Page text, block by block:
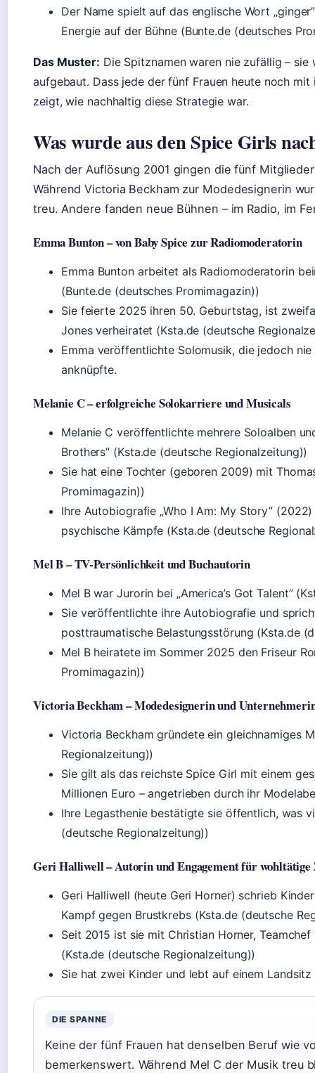
Der Name spielt auf das englische Wort
Energie auf der Bühne (Bunte.de (deutsches
Das Muster: Die Spitznamen waren nie zufällig –
aufgebaut. Dass jede der fünf Frauen heute noch
zeigt, wie nachhaltig diese Strategie war.
Was wurde aus den Spice Girls
Nach der Auflösung 2001 gingen die fünf
Während Victoria Beckham zur Modedesignerin
treu. Andere fanden neue Bühnen – im Radio, im
Emma Bunton – von Baby Spice zur Radiomoderatorin
Emma Bunton arbeitet als Radiomoderatorin
(Bunte.de (deutsches Promimagazin))
Sie feierte 2025 ihren 50. Geburtstag, ist
Jones verheiratet (Ksta.de (deutsche
Emma veröffentlichte Solomusik, die jedoch
anknüpfte.
Melanie C – erfolgreiche Solokarriere und Musicals
Melanie C veröffentlichte mehrere Soloalben
Brothers” (Ksta.de (deutsche Regionalzeitung))
Sie hat eine Tochter (geboren 2009) mit
Promimagazin))
Ihre Autobiografie „Who I Am: My Story”
psychische Kämpfe (Ksta.de (deutsche
Mel B – TV-Persönlichkeit und Buchautorin
Mel B war Jurorin bei „America’s Got Talent”
Sie veröffentlichte ihre Autobiografie und
posttraumatische Belastungsstörung (Ksta.de
Mel B heiratete im Sommer 2025 den Friseur
Promimagazin))
Victoria Beckham – Modedesignerin und
Victoria Beckham gründete ein gleichnamiges
Regionalzeitung))
Sie gilt als das reichste Spice Girl mit einem
Millionen Euro – angetrieben durch ihr
Ihre Legasthenie bestätigte sie öffentlich, was
(deutsche Regionalzeitung))
Geri Halliwell – Autorin und Engagement für wohltätige
Geri Halliwell (heute Geri Horner) schrieb
Kampf gegen Brustkrebs (Ksta.de (deutsche
Seit 2015 ist sie mit Christian Horner,
(Ksta.de (deutsche Regionalzeitung))
Sie hat zwei Kinder und lebt auf einem Landsitz
DIE SPANNE
Keine der fünf Frauen hat denselben Beruf wie
bemerkenswert. Während Mel C der Musik treu